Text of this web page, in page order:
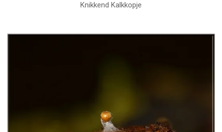
Knikkend Kalkkopje